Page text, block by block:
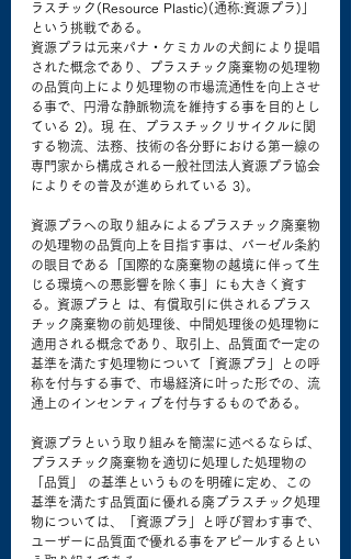
ラスチック(Resource Plastic)(通称:資源プラ)」
という挑戦である。
資源プラは元来パナ・ケミカルの犬飼により提唱
された概念であり、プラスチック廃棄物の処理物
の品質向上により処理物の市場流通性を向上させ
る事で、円滑な静脈物流を維持する事を目的とし
ている 2)。現 在、プラスチックリサイクルに関
する物流、法務、技術の各分野における第一線の
専門家から構成される一般社団法人資源プラ協会
によりその普及が進められている 3)。
資源プラへの取り組みによるプラスチック廃棄物
の処理物の品質向上を目指す事は、バーゼル条約
の眼目である「国際的な廃棄物の越境に伴って生
じる環境への悪影響を除く事」にも大きく資す
る。資源プラと は、有償取引に供されるプラス
チック廃棄物の前処理後、中間処理後の処理物に
適用される概念であり、取引上、品質面で一定の
基準を満たす処理物について「資源プラ」との呼
称を付与する事で、市場経済に叶った形での、流
通上のインセンティブを付与するものである。
資源プラという取り組みを簡潔に述べるならば、
プラスチック廃棄物を適切に処理した処理物の
「品質」 の基準というものを明確に定め、この
基準を満たす品質面に優れる廃プラスチック処理
物については、「資源プラ」と呼び習わす事で、
ユーザーに品質面で優れる事をアピールするとい